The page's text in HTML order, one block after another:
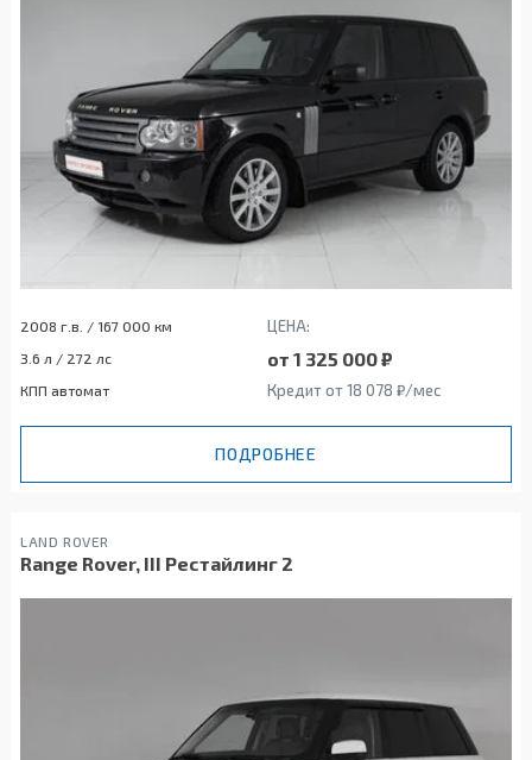
2008 г.в. / 167 000 км ЦЕНА:
3.6 л / 272 лс от 1 325 000 ₽
КПП автомат Кредит от 18 078 ₽/мес
ПОДРОБНЕЕ
LAND ROVER
Range Rover, III Рестайлинг 2